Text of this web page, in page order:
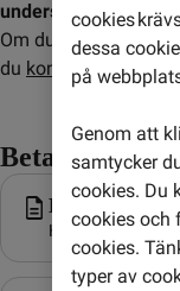
undersökningar?
Om du inte vill ha
du kontakta
Betalning &
Betalning och
Hjälp med
cookies
dessa
på
Genom att
samtycker
cookies. Du
cookies och
cookies.
typer av